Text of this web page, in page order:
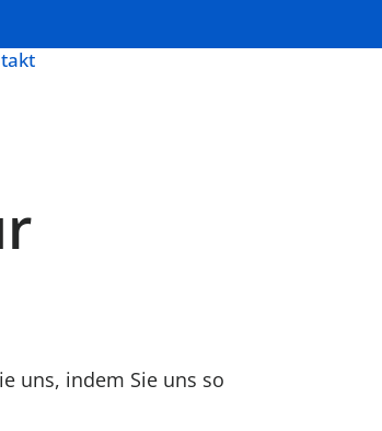
uns, indem Sie uns so